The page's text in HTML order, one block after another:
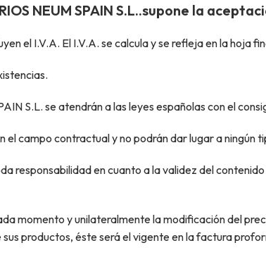
NEUM SPAIN S.L..supone la
el I.V.A. El I.V.A. se calcula y se refleja en la hoja
S.L. se atendrán a las leyes españolas con el
campo contractual y no podrán dar lugar a ningún
responsabilidad en cuanto a la validez del
momento y unilateralmente la modificación del
productos, éste será el vigente en la factura